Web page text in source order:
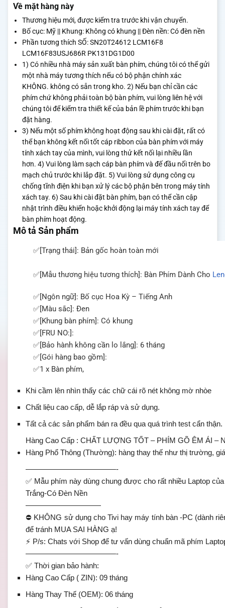
Về mặt hàng này
Thương hiệu mới, được kiểm tra trước khi vận chuyển.
Bố cục: Mỹ || Khung: Không có khung ||Đèn nền: Có đèn nền
Phần tương thích SỐ: SN20T24612 LCM16F8
LCM16F83USJ686R PK131DG1D00
1) Có nhiều nhà máy sản xuất bàn phím, chúng tôi có thể gửi
một nhà máy tương thích nếu có bộ phận chính xác
KHÔNG. không có sẵn trong kho. 2) Nếu bạn chỉ cần các
phím chứ không phải toàn bộ bàn phím, vui lòng liên hệ với
chúng tôi để kiểm tra thiết kế của bản lề phím trước khi bạn
đặt hàng.
3) Nếu một số phím không hoạt động sau khi cài đặt, rất có
thể bạn không kết nối tốt cáp ribbon của bàn phím với máy
tính xách tay của mình, vui lòng thử kết nối lại nhiều lần
hơn. 4) Vui lòng làm sạch cáp bàn phím và đế đầu nối trên bo
mạch chủ trước khi lắp đặt. 5) Vui lòng sử dụng công cụ
chống tĩnh điện khi bạn xử lý các bộ phận bên trong máy tính
xách tay. 6) Sau khi cài đặt bàn phím, bạn có thể cần cập
nhật trình điều khiển hoặc khởi động lại máy tính xách tay để
bàn phím hoạt động.
Mô tả Sản phẩm
✅[Trạng thái]: Bản gốc hoàn toàn mới
✅[Mẫu thương hiệu tương thích]: Bàn Phím Dành Cho
✅[Ngôn ngữ]: Bố cục Hoa Kỳ – Tiếng Anh
✅[Màu sắc]: Đen
✅[Khung bàn phím]: Có khung
✅[FRU NO:]:
✅[Bảo hành không cần lo lắng]: 6 tháng
✅[Gói hàng bao gồm]:
✅1 x Bàn phím,
Khi cầm lên nhìn thấy các chữ cái rõ nét không mờ nhòe
Chất liệu cao cấp, dễ lắp ráp và sử dụng.
Tất cả các sản phẩm bán ra đều qua quá trình test cẩn thận.
Hàng Cao Cấp : CHẤT LƯỢNG TỐT – PHÍM GÕ ÊM ÁI
Hàng Phổ Thông (Thường): hàng thay thế như thị trường,
————————————-
✅ Mẫu phím này dùng chung được cho rất nhiều Laptop
Trắng-Có Đèn Nền
——————————
⛔ KHÔNG sử dụng cho Tivi hay máy tính bàn -PC (dành
để tránh MUA SAI HÀNG ạ!
⚡ P/s: Chats với Shop để tư vấn dùng chuẩn mã phím
————————————-
✅ Thời gian bảo hành:
Hàng Cao Cấp ( ZIN): 09 tháng
Hàng Thay Thế (OEM): 06 tháng